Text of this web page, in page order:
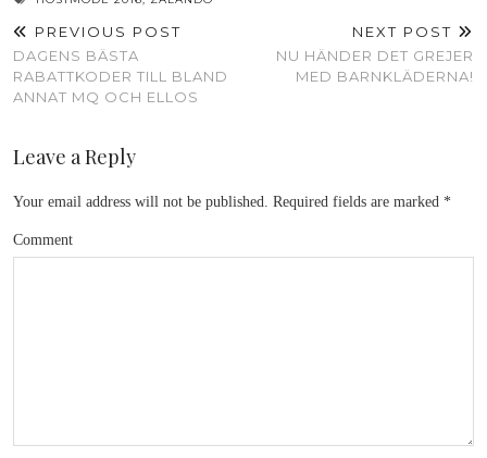
PREVIOUS POST
DAGENS BÄSTA
RABATTKODER TILL BLAND
ANNAT MQ OCH ELLOS
NEXT POST
NU HÄNDER DET GREJER
MED BARNKLÄDERNA!
Leave a Reply
Your email address will not be published. Required fields are marked *
Comment